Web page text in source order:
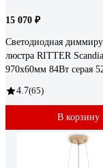
15 070 ₽
Светодиодная
люстра RITTER
970х60мм 84Вт серая
4.7(65)
В корзину